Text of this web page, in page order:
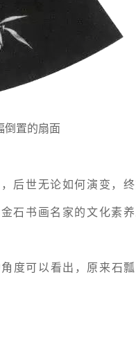
倒置的扇面
后世无论如何演变，
石书画名家的文化素养
度可以看出，原来石